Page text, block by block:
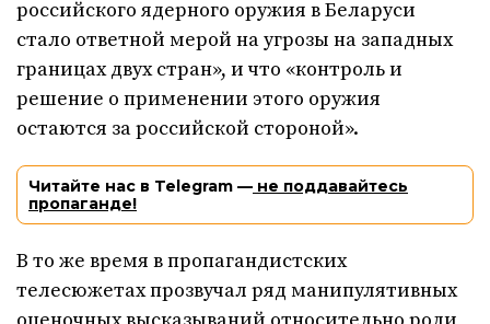
российского ядерного оружия в Беларуси
стало ответной мерой на угрозы на западных
границах двух стран», и что «контроль и
решение о применении этого оружия
остаются за российской стороной».
Читайте нас в Telegram — не поддавайтесь
пропаганде!
В то же время в пропагандистских
телесюжетах прозвучал ряд манипулятивных